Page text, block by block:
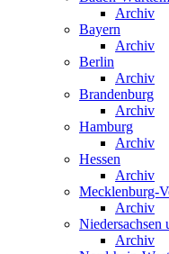
Archiv
Bayern
Archiv
Berlin
Archiv
Brandenburg
Archiv
Hamburg
Archiv
Hessen
Archiv
Mecklenburg-
Archiv
Niedersachsen
Archiv